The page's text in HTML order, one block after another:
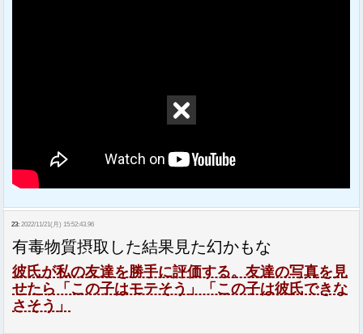
23: 2022/11/21(月) 15:52:43.96
有毒物質摂取した結果見た幻かもな
彼氏が私の友達を勝手に評価する。友達の写真を見
せたら「この子はモテそう」「この子は彼氏できな
さそう」